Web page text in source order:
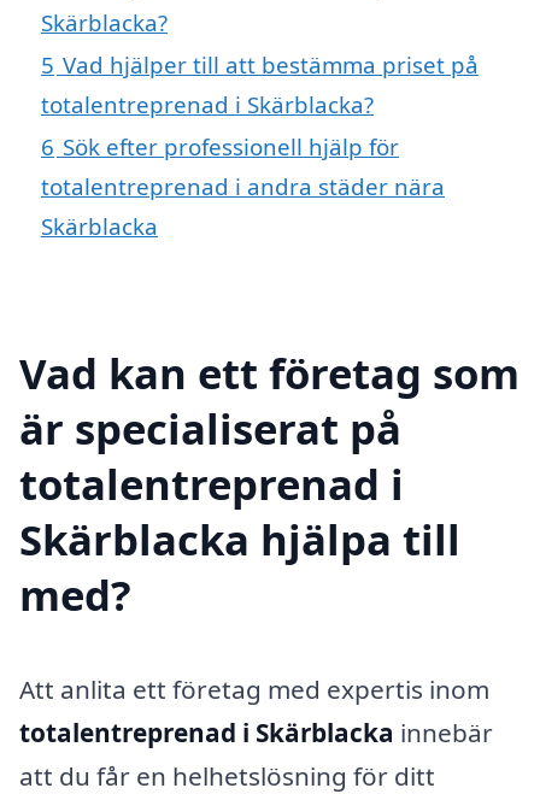
Skärblacka?
5 Vad hjälper till att bestämma priset på
totalentreprenad i Skärblacka?
6 Sök efter professionell hjälp för
totalentreprenad i andra städer nära
Skärblacka
Vad kan ett företag som
är specialiserat på
totalentreprenad i
Skärblacka hjälpa till
med?
Att anlita ett företag med expertis inom
totalentreprenad i Skärblacka innebär
att du får en helhetslösning för ditt